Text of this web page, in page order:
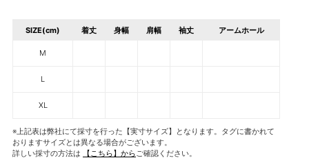
SIZE(cm) 着丈 身幅 肩幅 袖丈 アームホール
M
L
XL
※上記表は弊社にて採寸を行った【実寸サイズ】となります。タグに書かれて
おりますサイズとは異なる場合がございます。
詳しい採寸の方法は
【こちら】からご確認ください。